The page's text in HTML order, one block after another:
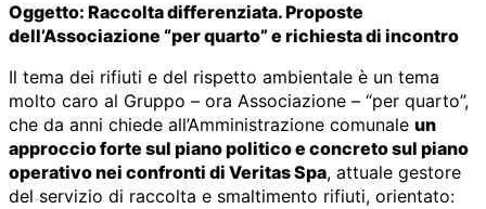
Oggetto: Raccolta differenziata. Proposte
dell’Associazione “per quarto” e richiesta di incontro
Il tema dei rifiuti e del rispetto ambientale è un tema
molto caro al Gruppo – ora Associazione – “per quarto”,
che da anni chiede all’Amministrazione comunale un
approccio forte sul piano politico e concreto sul piano
operativo nei confronti di Veritas Spa, attuale gestore
del servizio di raccolta e smaltimento rifiuti, orientato: